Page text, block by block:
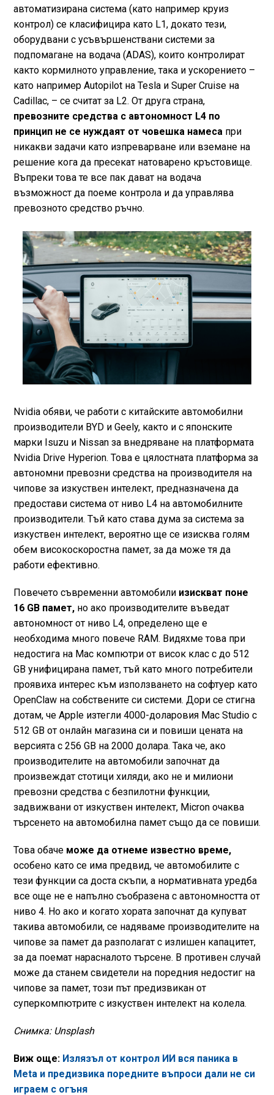
автоматизирана система (като например круиз
контрол) се класифицира като L1, докато тези,
оборудвани с усъвършенствани системи за
подпомагане на водача (ADAS), които контролират
както кормилното управление, така и ускорението –
като например Autopilot на Tesla и Super Cruise на
Cadillac, – се считат за L2. От друга страна,
превозните средства с автономност L4 по
принцип не се нуждаят от човешка намесапри
никакви задачи като изпреварване или вземане на
решение кога да пресекат натоварено кръстовище.
Въпреки това те все пак дават на водача
възможност да поеме контрола и да управлява
превозното средство ръчно.
Nvidia обяви, че работи с китайските автомобилни
производители BYD и Geely, както и с японските
марки Isuzu и Nissan за внедряване на платформата
Nvidia Drive Hyperion. Това е цялостната платформа за
автономни превозни средства на производителя на
чипове за изкуствен интелект, предназначена да
предостави система от ниво L4 на автомобилните
производители. Тъй като става дума за система за
изкуствен интелект, вероятно ще се изисква голям
обем високоскоростна памет, за да може тя да
работи ефективно.
Повечето съвременни автомобилиизискват поне
16 GB памет,но ако производителите въведат
автономност от ниво L4, определено ще е
необходима много повече RAM. Видяхме това при
недостига на Mac компютри от висок клас с до 512
GB унифицирана памет, тъй като много потребители
проявиха интерес към използването на софтуер като
OpenClaw на собствените си системи. Дори се стигна
дотам, че Apple изтегли 4000-доларовия Mac Studio с
512 GB от онлайн магазина си и повиши цената на
версията с 256 GB на 2000 долара. Така че, ако
производителите на автомобили започнат да
произвеждат стотици хиляди, ако не и милиони
превозни средства с безпилотни функции,
задвижвани от изкуствен интелект, Micron очаква
търсенето на автомобилна памет също да се повиши.
Това обачеможе да отнеме известно време,
особено като се има предвид, че автомобилите с
тези функции са доста скъпи, а нормативната уредба
все още не е напълно съобразена с автономността от
ниво 4. Но ако и когато хората започнат да купуват
такива автомобили, се надяваме производителите на
чипове за памет да разполагат с излишен капацитет,
за да поемат нарасналото търсене. В противен случай
може да станем свидетели на поредния недостиг на
чипове за памет, този път предизвикан от
суперкомпютрите с изкуствен интелект на колела.
Снимка: Unsplash
Виж още: Излязъл от контрол ИИ вся паника в
Meta и предизвика поредните въпроси дали не си
играем с огъня